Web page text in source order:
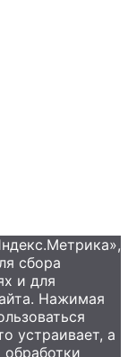
сбора
и для
Нажимая
устраивает, а